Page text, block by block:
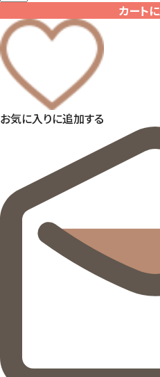
カート
お気に入りに追加する